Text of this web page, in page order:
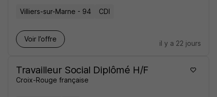
Villiers-sur-Marne - 94 CDI
Voir l’offre
il y a 22 jours
Travailleur Social Diplômé H/F
Croix-Rouge française